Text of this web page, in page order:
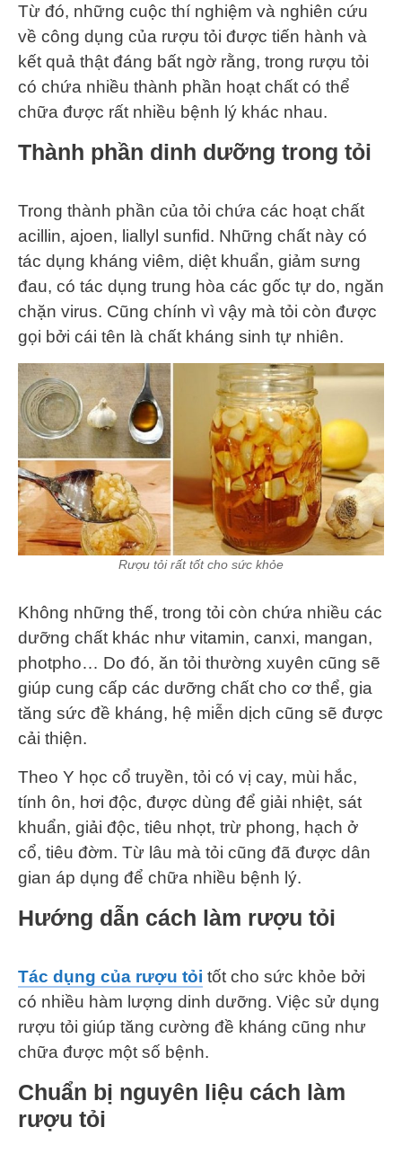
Từ đó, những cuộc thí nghiệm và nghiên cứu
về công dụng của rượu tỏi được tiến hành và
kết quả thật đáng bất ngờ rằng, trong rượu tỏi
có chứa nhiều thành phần hoạt chất có thể
chữa được rất nhiều bệnh lý khác nhau.
Thành phần dinh dưỡng trong tỏi
Trong thành phần của tỏi chứa các hoạt chất
acillin, ajoen, liallyl sunfid. Những chất này có
tác dụng kháng viêm, diệt khuẩn, giảm sưng
đau, có tác dụng trung hòa các gốc tự do, ngăn
chặn virus. Cũng chính vì vậy mà tỏi còn được
gọi bởi cái tên là chất kháng sinh tự nhiên.
Rượu tỏi rất tốt cho sức khỏe
Không những thế, trong tỏi còn chứa nhiều các
dưỡng chất khác như vitamin, canxi, mangan,
photpho… Do đó, ăn tỏi thường xuyên cũng sẽ
giúp cung cấp các dưỡng chất cho cơ thể, gia
tăng sức đề kháng, hệ miễn dịch cũng sẽ được
cải thiện.
Theo Y học cổ truyền, tỏi có vị cay, mùi hắc,
tính ôn, hơi độc, được dùng để giải nhiệt, sát
khuẩn, giải độc, tiêu nhọt, trừ phong, hạch ở
cổ, tiêu đờm. Từ lâu mà tỏi cũng đã được dân
gian áp dụng để chữa nhiều bệnh lý.
Hướng dẫn cách làm rượu tỏi
Tác dụng của rượu tỏi tốt cho sức khỏe bởi
có nhiều hàm lượng dinh dưỡng. Việc sử dụng
rượu tỏi giúp tăng cường đề kháng cũng như
chữa được một số bệnh.
Chuẩn bị nguyên liệu cách làm
rượu tỏi